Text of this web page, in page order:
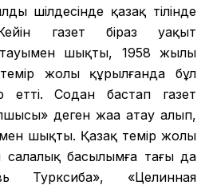
шілдесінде қазақ тілінде
газет біраз уақыт
шықты, 1958 жылы
темір жолы құрылғанда бұл
етті. Содан бастап газет
деген жаңа атау алып,
шықты. Қазақ темір жолы
салалық басылымға тағы да
Турксиба», «Целинная